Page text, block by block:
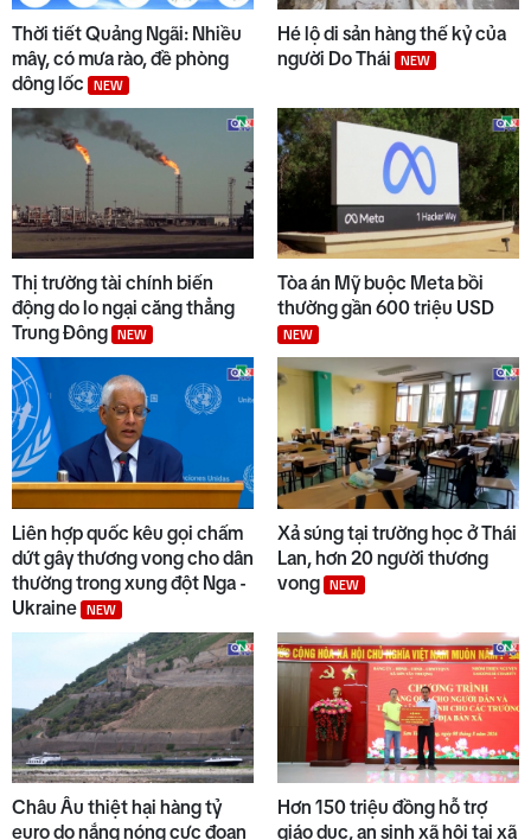
Thời tiết Quảng Ngãi: Nhiều
mây, có mưa rào, đề phòng
dông lốc
NEW
Hé lộ di sản hàng thế kỷ của
người Do Thái
NEW
Thị trường tài chính biến
động do lo ngại căng thẳng
Trung Đông
NEW
Tòa án Mỹ buộc Meta bồi
thường gần 600 triệu USD
NEW
Liên hợp quốc kêu gọi chấm
dứt gây thương vong cho dân
thường trong xung đột Nga -
Ukraine
NEW
Xả súng tại trường học ở Thái
Lan, hơn 20 người thương
vong
NEW
Châu Âu thiệt hại hàng tỷ
euro do nắng nóng cực đoan
Hơn 150 triệu đồng hỗ trợ
giáo dục, an sinh xã hội tại xã